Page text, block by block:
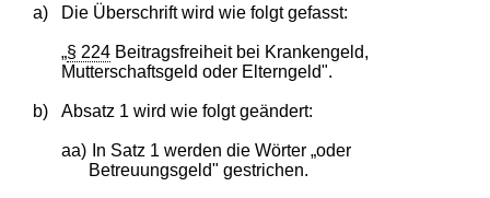
a) Die Überschrift wird wie folgt gefasst:
„§ 224Beitragsfreiheit bei Krankengeld,
Mutterschaftsgeld oder Elterngeld".
b) Absatz 1 wird wie folgt geändert:
aa)
In Satz 1 werden die Wörter „oder
Betreuungsgeld" gestrichen.